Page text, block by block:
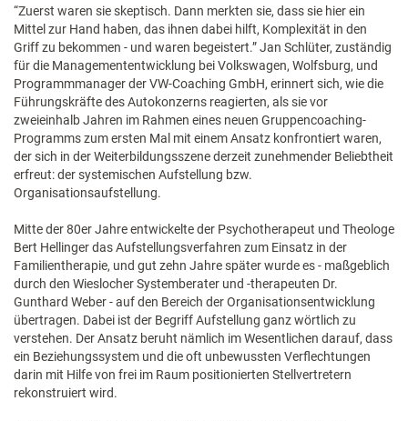
“Zuerst waren sie skeptisch. Dann merkten sie, dass sie hier ein
Mittel zur Hand haben, das ihnen dabei hilft, Komplexität in den
Griff zu bekommen - und waren begeistert.” Jan Schlüter, zuständig
für die Managemententwicklung bei Volkswagen, Wolfsburg, und
Programmmanager der VW-Coaching GmbH, erinnert sich, wie die
Führungskräfte des Autokonzerns reagierten, als sie vor
zweieinhalb Jahren im Rahmen eines neuen Gruppencoaching-
Programms zum ersten Mal mit einem Ansatz konfrontiert waren,
der sich in der Weiterbildungsszene derzeit zunehmender Beliebtheit
erfreut: der systemischen Aufstellung bzw.
Organisationsaufstellung.
Mitte der 80er Jahre entwickelte der Psychotherapeut und Theologe
Bert Hellinger das Aufstellungsverfahren zum Einsatz in der
Familientherapie, und gut zehn Jahre später wurde es - maßgeblich
durch den Wieslocher Systemberater und -therapeuten Dr.
Gunthard Weber - auf den Bereich der Organisationsentwicklung
übertragen. Dabei ist der Begriff Aufstellung ganz wörtlich zu
verstehen. Der Ansatz beruht nämlich im Wesentlichen darauf, dass
ein Beziehungssystem und die oft unbewussten Verflechtungen
darin mit Hilfe von frei im Raum positionierten Stellvertretern
rekonstruiert wird.